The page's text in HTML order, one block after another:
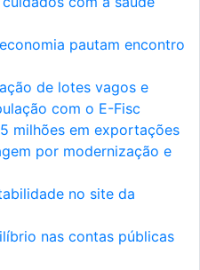
pautam encontro
de lotes vagos e
com o E-Fisc
milhões em exportações
por modernização e
no site da
nas contas públicas